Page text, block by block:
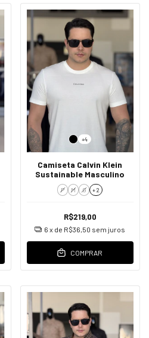
+4
Camiseta Calvin Klein
Sustainable Masculino
P M G + 2
R$219,00
6 x de R$36,50 sem juros
COMPRAR